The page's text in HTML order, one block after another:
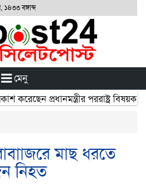
বঙ্গাব্দ
মেনু
প্রধানমন্ত্রীর পররাষ্ট্র বিষয়ক
মাছ ধরতে
নিহত